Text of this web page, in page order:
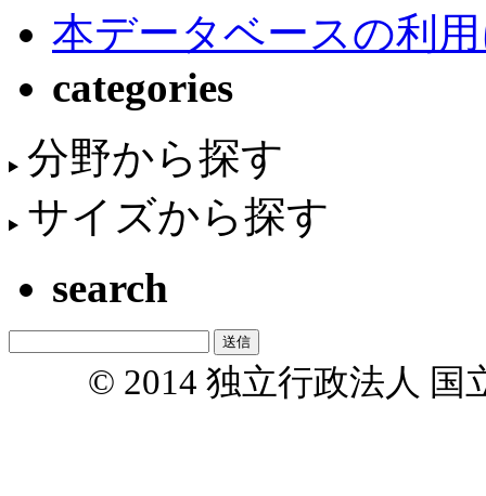
本データベースの利
categories
分野から探す
サイズから探す
search
© 2014 独立行政法人 国